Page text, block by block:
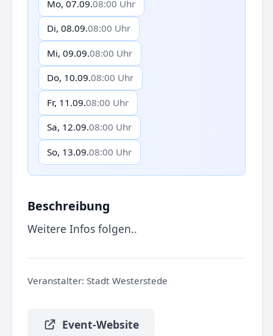
Mo, 07.09.08:00 Uhr
Di, 08.09.08:00 Uhr
Mi, 09.09.08:00 Uhr
Do, 10.09.08:00 Uhr
Fr, 11.09.08:00 Uhr
Sa, 12.09.08:00 Uhr
So, 13.09.08:00 Uhr
Beschreibung
Weitere Infos folgen..
Veranstalter: Stadt Westerstede
Event-Website